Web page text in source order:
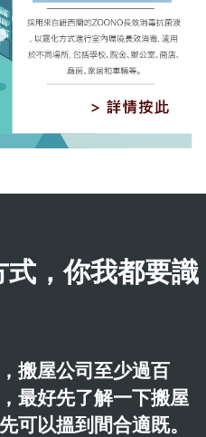
式，你我都要識
搬屋公司至少過百
最好先了解一下搬屋
可以搵到間合適既。